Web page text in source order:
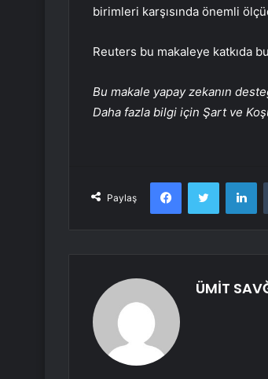
birimleri karşısında önemli
Reuters bu makaleye katkıda
Bu makale yapay zekanın
Daha fazla bilgi için Şart ve
Paylaş
FacebookTwitter
ÜMİT